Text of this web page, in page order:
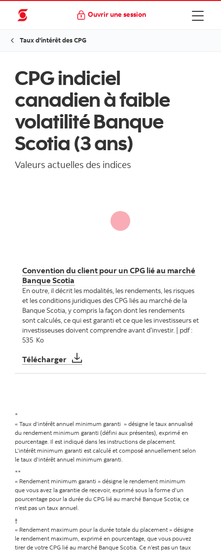
Ouvrir une session
Taux d'intérêt des CPG
CPG indiciel
canadien à faible
volatilité Banque
Scotia (3 ans)
Valeurs actuelles des indices
Convention du client pour un CPG lié au marché
Banque Scotia
En outre, il décrit les modalités, les rendements, les risques
et les conditions juridiques des CPG liés au marché de la
Banque Scotia, y compris la façon dont les rendements
sont calculés, ce qui est garanti et ce que les investisseurs et
investisseuses doivent comprendre avant d’investir. | pdf :
535 Ko
Télécharger Convention du client pour un CPG lié au
*
« Taux d’intérêt annuel minimum garanti » désigne le taux annualisé
du rendement minimum garanti (défini aux présentes), exprimé en
pourcentage. Il est indiqué dans les instructions de placement.
L’intérêt minimum garanti est calculé et composé annuellement selon
le taux d’intérêt annuel minimum garanti.
**
« Rendement minimum garanti » désigne le rendement minimum
que vous avez la garantie de recevoir, exprimé sous la forme d’un
pourcentage pour la durée du CPG lié au marché Banque Scotia; ce
n’est pas un taux annuel.
†
« Rendement maximum pour la durée totale du placement » désigne
le rendement maximum, exprimé en pourcentage, que vous pouvez
tirer de votre CPG lié au marché Banque Scotia. Ce n’est pas un taux